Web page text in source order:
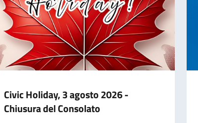
Civic Holiday, 3 agosto 2026 -
Chiusura del Consolato